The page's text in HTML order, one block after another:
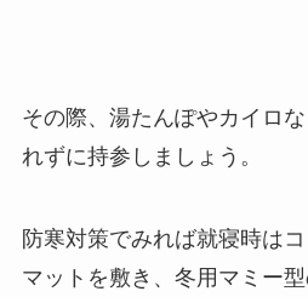
その際、湯たんぽやカイロ
れずに持参しましょう。
防寒対策でみれば就寝時は
マットを敷き、冬用マミー